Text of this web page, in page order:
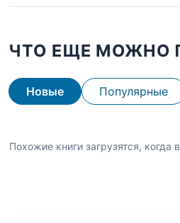
ЧТО ЕЩЕ МОЖНО
Новые Популярные
Похожие книги загрузятся, когда